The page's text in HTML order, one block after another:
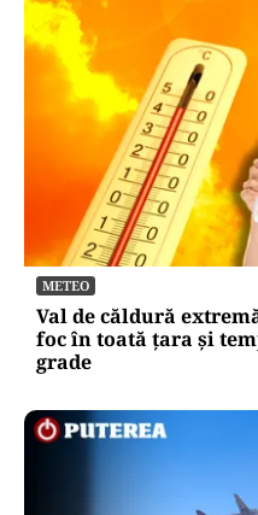
METEO
Val de căldură
foc în toată țara și
grade